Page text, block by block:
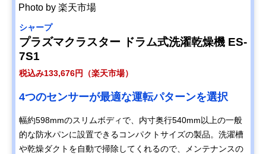
Photo by 楽天市場
シャープ
プラズマクラスター ドラム式洗濯乾燥機 ES-
7S1
税込み133,676円（楽天市場）
4つのセンサーが最適な運転パターンを選択
幅約598mmのスリムボディで、内寸奥行540mm以上の一般
的な防水パンに設置できるコンパクトサイズの製品。洗濯槽
や乾燥ダクトを自動で掃除してくれるので、メンテナンスの